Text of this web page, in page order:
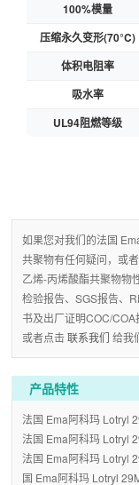
100%模量
压缩永久变形(70°C)
体积电阻率
吸水率
UL94阻燃等级
如果您对我们的法国
共聚物有任何疑问，或
乙烯-丙烯酸酯共聚物物
检验报告、SGS报告、
书及出厂证明COC/
或者点击联系我们 给我
产品特性
法国 Ema阿科玛 Lotryl
法国 Ema阿科玛 Lotryl
法国 Ema阿科玛 Lotryl
国 Ema阿科玛 Lotryl